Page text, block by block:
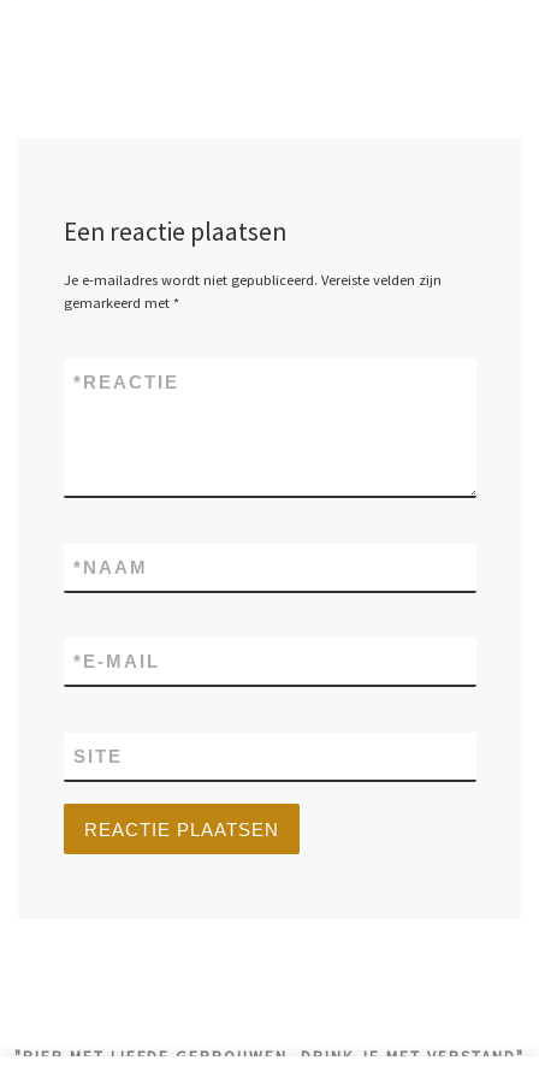
Een reactie plaatsen
Je e-mailadres wordt niet gepubliceerd. Vereiste velden zijn
gemarkeerd met *
REACTIE
*
NAAM
*
E-MAIL
*
SITE
"BIER MET LIEFDE GEBROUWEN, DRINK JE MET VERSTAND"